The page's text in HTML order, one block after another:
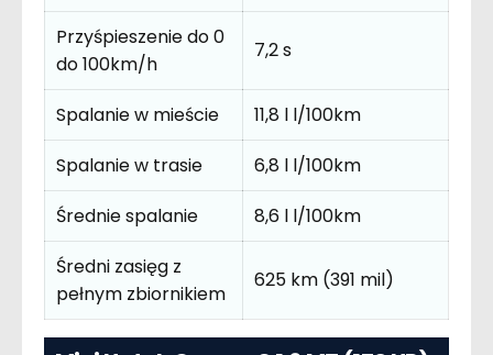
Przyśpieszenie do 0
do 100km/h
7,2 s
Spalanie w mieście
11,8 l l/100km
Spalanie w trasie
6,8 l l/100km
Średnie spalanie
8,6 l l/100km
Średni zasięg z
pełnym zbiornikiem
625 km (391 mil)